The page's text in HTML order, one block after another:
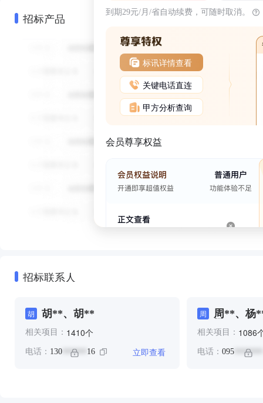
招标产品 到期29元/月/省自动续费，可随时取消。
标讯详情查看
关键电话直连
甲方分析查询
会员尊享权益
招标联系人
胡 胡**、胡**
相关项目： 1410个
电话： 130 ****** 16 立即查看
周
周**、杨
相关项目： 1086
电话： 095*******